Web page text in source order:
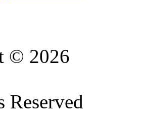
© 2026